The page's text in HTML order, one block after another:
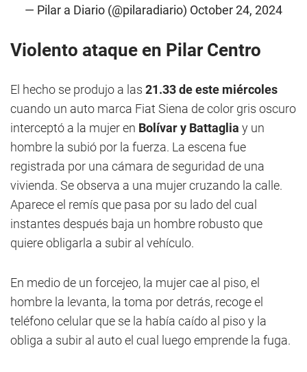
— Pilar a Diario (@pilaradiario) October 24, 2024
Violento ataque en Pilar Centro
El hecho se produjo a las 21.33 de este miércoles
cuando un auto marca Fiat Siena de color gris oscuro
interceptó a la mujer en Bolívar y Battaglia y un
hombre la subió por la fuerza. La escena fue
registrada por una cámara de seguridad de una
vivienda. Se observa a una mujer cruzando la calle.
Aparece el remís que pasa por su lado del cual
instantes después baja un hombre robusto que
quiere obligarla a subir al vehículo.
En medio de un forcejeo, la mujer cae al piso, el
hombre la levanta, la toma por detrás, recoge el
teléfono celular que se la había caído al piso y la
obliga a subir al auto el cual luego emprende la fuga.